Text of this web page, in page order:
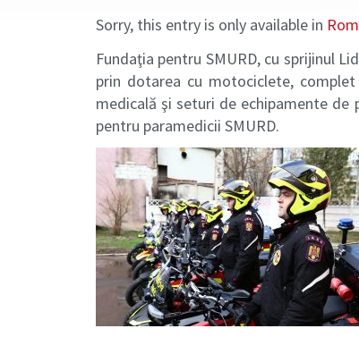
Sorry, this entry is only available in
Fundaţia pentru SMURD, cu sprijinul
prin dotarea cu motociclete,
medicală şi seturi de echipamente
pentru paramedicii SMURD.